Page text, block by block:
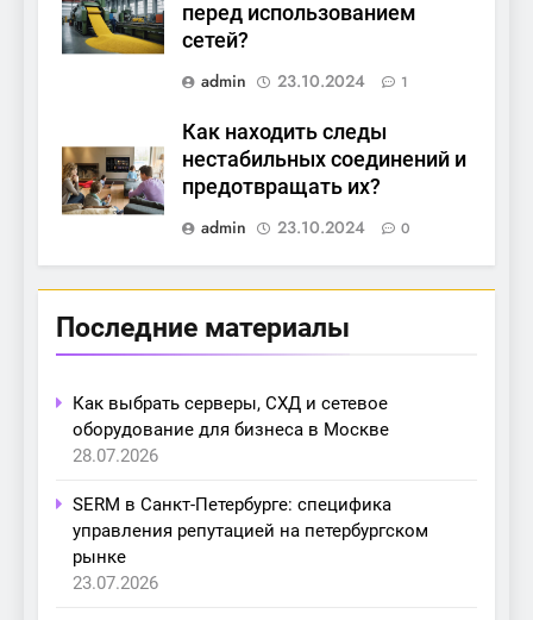
перед использованием
сетей?
admin
23.10.2024 1
Как находить следы
нестабильных соединений и
предотвращать их?
admin
23.10.2024 0
Последние материалы
Как выбрать серверы, СХД и сетевое
оборудование для бизнеса в Москве
28.07.2026
SERM в Санкт-Петербурге: специфика
управления репутацией на петербургском
рынке
23.07.2026